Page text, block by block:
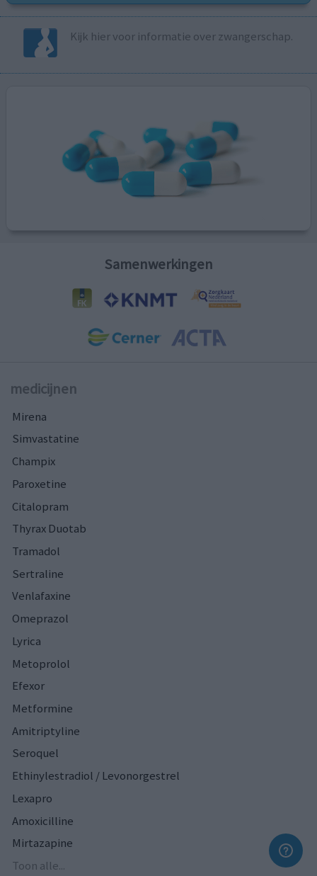
Kijk hier voor informatie over zwangerschap.
Samenwerkingen
medicijnen
Mirena
Simvastatine
Champix
Paroxetine
Citalopram
Thyrax Duotab
Tramadol
Sertraline
Venlafaxine
Omeprazol
Lyrica
Metoprolol
Efexor
Metformine
Amitriptyline
Seroquel
Ethinylestradiol / Levonorgestrel
Lexapro
Amoxicilline
Mirtazapine
Toon alle...